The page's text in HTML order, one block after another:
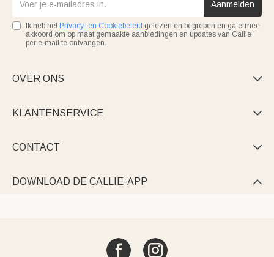
Aanmelden
Ik heb het Privacy- en Cookiebeleid gelezen en begrepen en ga ermee
akkoord om op maat gemaakte aanbiedingen en updates van Callie
per e-mail te ontvangen.
OVER ONS 
KLANTENSERVICE 
CONTACT 
DOWNLOAD DE CALLIE-APP 